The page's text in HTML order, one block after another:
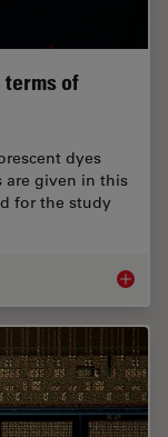
of
dyes
are given in this
for the study